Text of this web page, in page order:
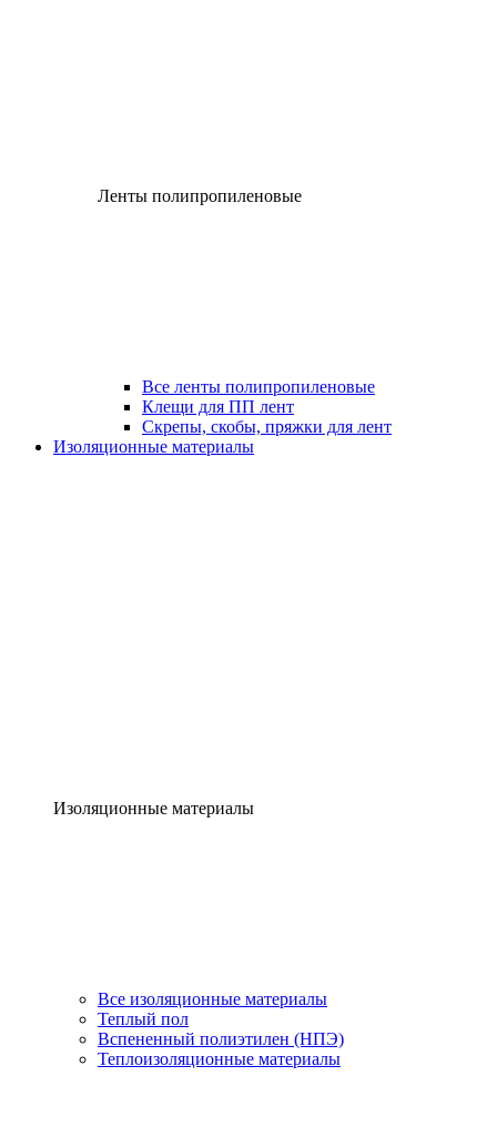
Ленты полипропиленовые
Все ленты полипропиленовые
Клещи для ПП лент
Скрепы, скобы, пряжки для лент
Изоляционные материалы
Изоляционные материалы
Все изоляционные материалы
Теплый пол
Вспененный полиэтилен (НПЭ)
Теплоизоляционные материалы